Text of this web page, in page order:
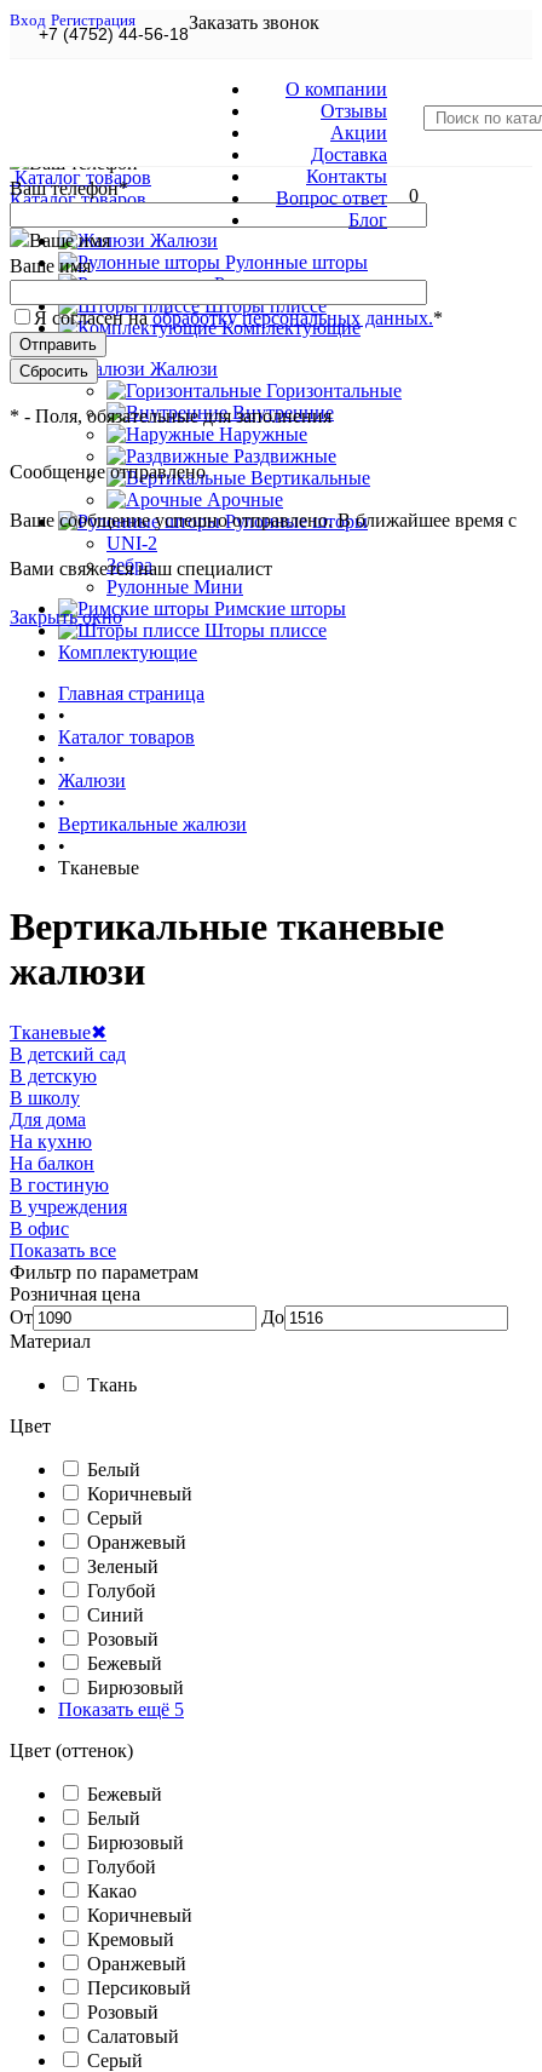
Вход Регистрация
+7 (4752) 44-56-18
Заказать звонок
контактные данные и наши специалисты свяжутся с Вами в
ближайшее рабочее время для решения Вашего вопроса.
Ваш телефон*
Ваше имя
Я согласен наобработку персональных данных.*
* - Поля, обязательные для заполнения
Сообщение отправлено
Ваше сообщение успешно отправлено. В ближайшее время с
Вами свяжется наш специалист
Закрыть окно
О компании
Отзывы
Акции
Доставка
Контакты
Вопрос ответ
Блог
0
Каталог товаров
Каталог товаров
Жалюзи
Рулонные шторы
Римские шторы
Шторы плиссе
Комплектующие
Жалюзи
Горизонтальные
Внутренние
Наружные
Раздвижные
Вертикальные
Арочные
Рулонные шторы
UNI-2
Зебра
Рулонные Мини
Римские шторы
Шторы плиссе
Комплектующие
Главная страница
•
Каталог товаров
•
Жалюзи
•
Вертикальные жалюзи
•
Тканевые
Вертикальные тканевые
жалюзи
Тканевые✖
В детский сад
В детскую
В школу
Для дома
На кухню
На балкон
В гостиную
В учреждения
В офис
Показать все
Фильтр по параметрам
Розничная цена
От
До
Материал
Ткань
Цвет
Белый
Коричневый
Серый
Оранжевый
Зеленый
Голубой
Синий
Розовый
Бежевый
Бирюзовый
Показать ещё 5
Цвет (оттенок)
Бежевый
Белый
Бирюзовый
Голубой
Какао
Коричневый
Кремовый
Оранжевый
Персиковый
Розовый
Салатовый
Серый